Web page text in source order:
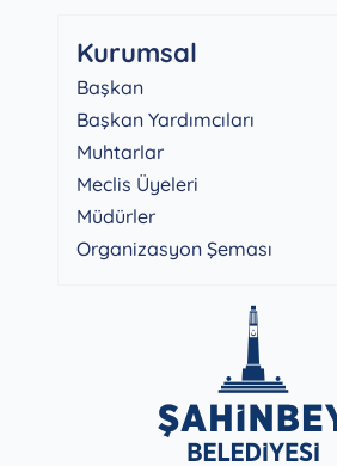
Kurumsal
Başkan
Başkan Yardımcıları
Muhtarlar
Meclis Üyeleri
Müdürler
Organizasyon Şeması